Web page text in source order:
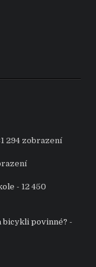
294 zobrazení
- 12 450
bicykli povinné? -